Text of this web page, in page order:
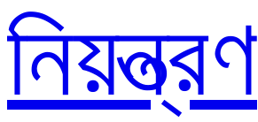
নিয়ন্ত্রণ